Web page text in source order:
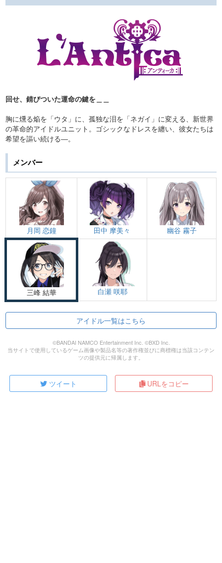
回せ、錆びついた運命の鍵を＿＿
胸に燻る焔を「ウタ」に、孤独な泪を「ネガイ」に変える、新世界
の革命的アイドルユニット。ゴシックなドレスを纏い、彼女たちは
希望を謳い続ける―。
メンバー
月岡 恋鐘 田中 摩美々 幽谷 霧子
三峰 結華 白瀬 咲耶
アイドル一覧はこちら
©BANDAI NAMCO Entertainment Inc. ©BXD Inc.
当サイトで使用しているゲーム画像や製品名等の著作権並びに商標権は当該コンテン
ツの提供元に帰属します。
ツイート URLをコピー